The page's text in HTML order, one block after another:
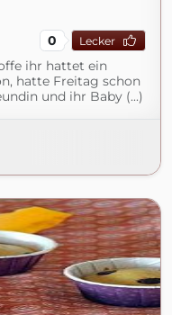
0 Lecker
ihr hattet ein
hatte Freitag schon
und ihr Baby (...)